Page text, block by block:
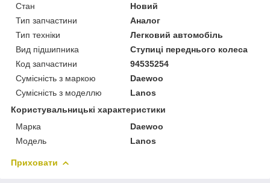
Стан
Новий
Тип запчастини
Аналог
Тип техніки
Легковий автомобіль
Вид підшипника
Ступиці переднього колеса
Код запчастини
94535254
Сумісність з маркою
Daewoo
Сумісність з моделлю
Lanos
Користувальницькі характеристики
Марка
Daewoo
Модель
Lanos
Приховати